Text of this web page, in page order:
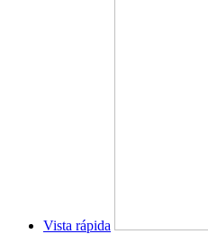
Vista rápida